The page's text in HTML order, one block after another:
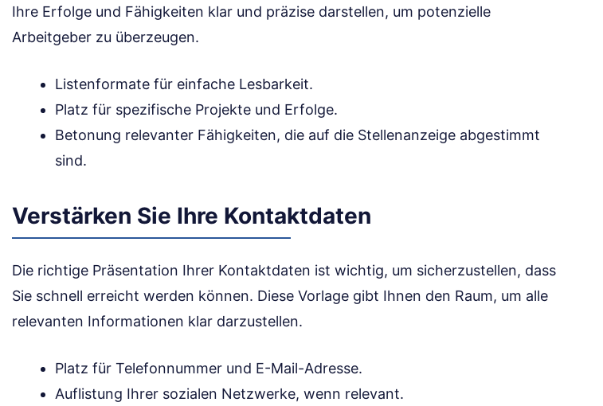
Ihre Erfolge und Fähigkeiten klar und präzise darstellen, um potenzielle
Arbeitgeber zu überzeugen.
Listenformate für einfache Lesbarkeit.
Platz für spezifische Projekte und Erfolge.
Betonung relevanter Fähigkeiten, die auf die Stellenanzeige abgestimmt
sind.
Verstärken Sie Ihre Kontaktdaten
Die richtige Präsentation Ihrer Kontaktdaten ist wichtig, um sicherzustellen, dass
Sie schnell erreicht werden können. Diese Vorlage gibt Ihnen den Raum, um alle
relevanten Informationen klar darzustellen.
Platz für Telefonnummer und E-Mail-Adresse.
Auflistung Ihrer sozialen Netzwerke, wenn relevant.